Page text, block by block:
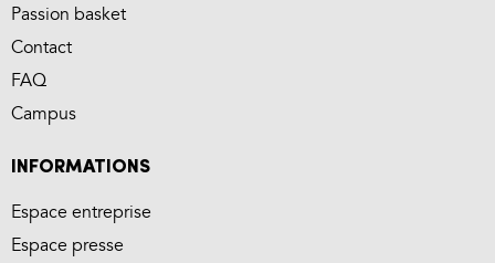
Passion basket
Contact
FAQ
Campus
INFORMATIONS
Espace entreprise
Espace presse